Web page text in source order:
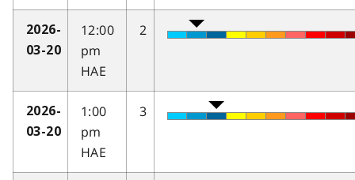
2026-
03-20
12:00
pm
HAE
2
2026-
03-20
1:00
pm
HAE
3